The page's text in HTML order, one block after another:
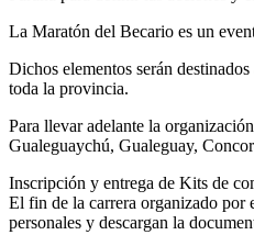
La Maratón del Becario es un
Dichos elementos serán
toda la provincia.
Para llevar adelante la
Gualeguaychú, Gualeguay,
Inscripción y entrega de Kits de
El fin de la carrera organizado por
personales y descargan la